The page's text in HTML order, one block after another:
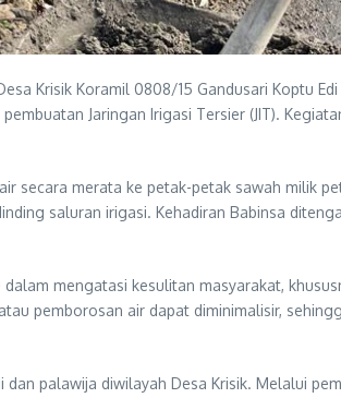
Krisik Koramil 0808/15 Gandusari Koptu Edi
Jaringan Irigasi Tersier (JIT).
secara merata ke petak-petak sawah milik
saluran irigasi. Kehadiran Babinsa
mengatasi kesulitan masyarakat,
pemborosan air dapat diminimalisir,
palawija diwilayah Desa Krisik. Melalui